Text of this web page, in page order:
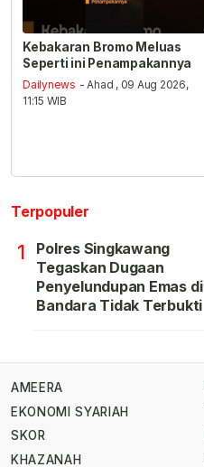
Kebakaran Bromo Meluas
Seperti ini Penampakannya
Dailynews - Ahad , 09 Aug 2026,
11:15 WIB
Terpopuler
1
Polres Singkawang
Tegaskan Dugaan
Penyelundupan Emas di
Bandara Tidak Terbukti
AMEERA
EKONOMI SYARIAH
SKOR
KHAZANAH